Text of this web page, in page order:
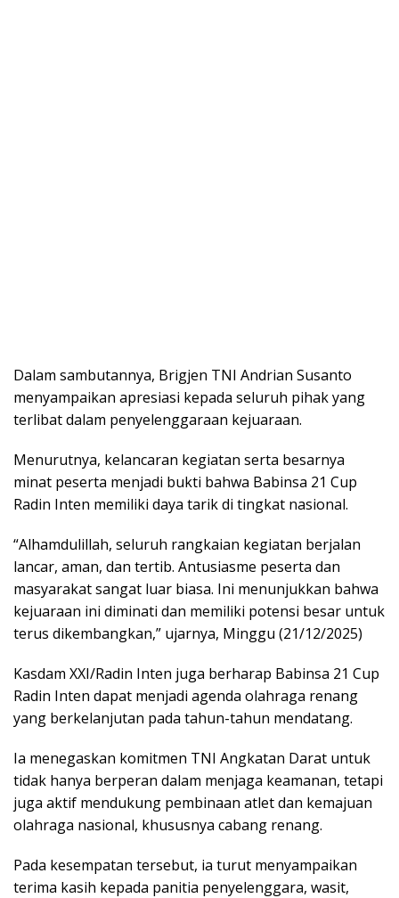
Dalam sambutannya, Brigjen TNI Andrian Susanto
menyampaikan apresiasi kepada seluruh pihak yang
terlibat dalam penyelenggaraan kejuaraan.
Menurutnya, kelancaran kegiatan serta besarnya
minat peserta menjadi bukti bahwa Babinsa 21 Cup
Radin Inten memiliki daya tarik di tingkat nasional.
“Alhamdulillah, seluruh rangkaian kegiatan berjalan
lancar, aman, dan tertib. Antusiasme peserta dan
masyarakat sangat luar biasa. Ini menunjukkan bahwa
kejuaraan ini diminati dan memiliki potensi besar untuk
terus dikembangkan,” ujarnya, Minggu (21/12/2025)
Kasdam XXI/Radin Inten juga berharap Babinsa 21 Cup
Radin Inten dapat menjadi agenda olahraga renang
yang berkelanjutan pada tahun-tahun mendatang.
Ia menegaskan komitmen TNI Angkatan Darat untuk
tidak hanya berperan dalam menjaga keamanan, tetapi
juga aktif mendukung pembinaan atlet dan kemajuan
olahraga nasional, khususnya cabang renang.
Pada kesempatan tersebut, ia turut menyampaikan
terima kasih kepada panitia penyelenggara, wasit,